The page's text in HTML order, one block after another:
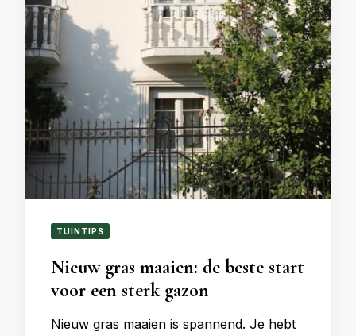
TUINTIPS
Nieuw gras maaien: de beste start
voor een sterk gazon
Nieuw gras maaien is spannend. Je hebt